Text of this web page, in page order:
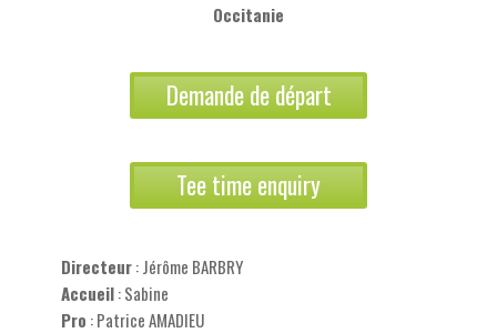
Occitanie
Demande de départ
Tee time enquiry
Directeur: Jérôme BARBRY
Accueil: Sabine
Pro : Patrice AMADIEU